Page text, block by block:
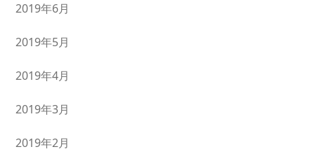
2019年6月
2019年5月
2019年4月
2019年3月
2019年2月